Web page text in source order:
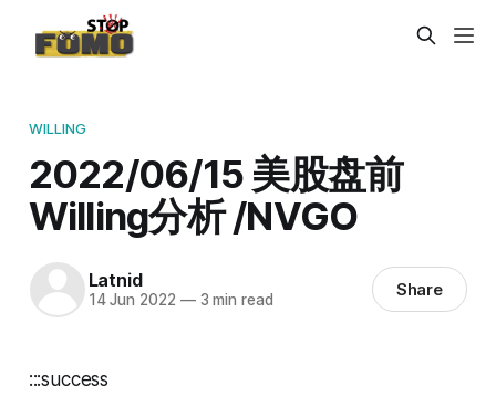
WILLING
2022/06/15 美股盘前
Willing分析 /NVGO
Latnid
14 Jun 2022 —3 min read Share
:::success